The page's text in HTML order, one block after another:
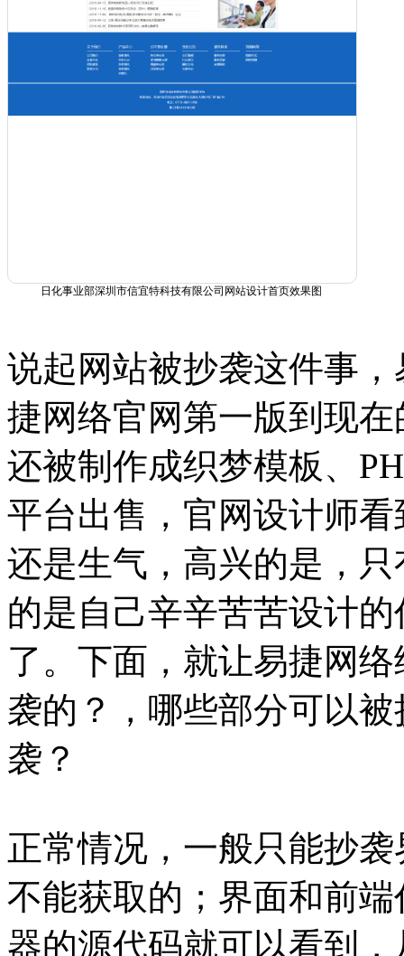
日化事业部深圳市信宜特科技有限公司网站设计首页效果图
说起网站被抄袭这件事
捷网络官网第一版到现
还被制作成织梦模板、
平台出售，官网设计师
还是生气，高兴的是，
的是自己辛辛苦苦设计
了。下面，就让易捷网
袭的？，哪些部分可以
袭？
正常情况，一般只能抄
不能获取的；界面和前
器的源代码就可以看到